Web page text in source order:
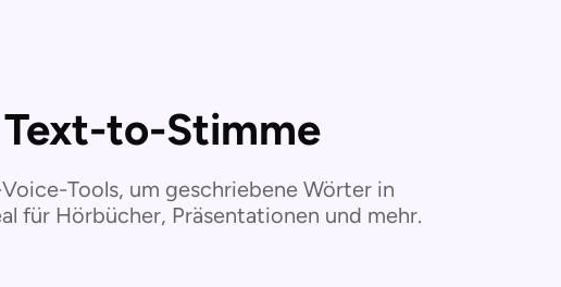
to-Stimme
Tools, um geschriebene Wörter in
für Hörbücher, Präsentationen und mehr.